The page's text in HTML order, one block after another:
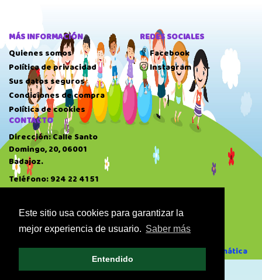
Este sitio usa cookies para garantizar la
mejor experiencia de usuario. Saber más
Entendido
MÁS INFORMACIÓN
Quienes somos
Política de privacidad
Sus datos seguros
Condiciones de compra
Política de cookies
REDES SOCIALES
Facebook
Instagram
CONTACTO
Dirección: Calle Santo
Domingo, 20, 06001
Badajoz.
Teléfono: 924 22 41 51
10:00 AM-14:00 PM
17:00 PM -20:30 PM
Domingo: Cerrado
Desarrollado por GAE Informática